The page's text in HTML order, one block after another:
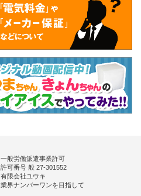
一般労働派遣事業許可
許可番号 般 27-301552
有限会社ユウキ
業界ナンバーワンを目指して